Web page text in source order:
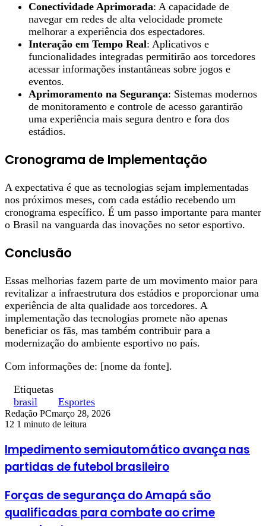
Conectividade Aprimorada: A capacidade de
navegar em redes de alta velocidade promete
melhorar a experiência dos espectadores.
Interação em Tempo Real: Aplicativos e
funcionalidades integradas permitirão aos torcedores
acessar informações instantâneas sobre jogos e
eventos.
Aprimoramento na Segurança: Sistemas modernos
de monitoramento e controle de acesso garantirão
uma experiência mais segura dentro e fora dos
estádios.
Cronograma de Implementação
A expectativa é que as tecnologias sejam implementadas
nos próximos meses, com cada estádio recebendo um
cronograma específico. É um passo importante para manter
o Brasil na vanguarda das inovações no setor esportivo.
Conclusão
Essas melhorias fazem parte de um movimento maior para
revitalizar a infraestrutura dos estádios e proporcionar uma
experiência de alta qualidade aos torcedores. A
implementação das tecnologias promete não apenas
beneficiar os fãs, mas também contribuir para a
modernização do ambiente esportivo no país.
Com informações de: [nome da fonte].
Etiquetas
brasil
Esportes
Redação PCmarço 28, 2026
12 1 minuto de leitura
Impedimento semiautomático avança nas
partidas de futebol brasileiro
Forças de segurança do Amapá são
qualificadas para combate ao crime